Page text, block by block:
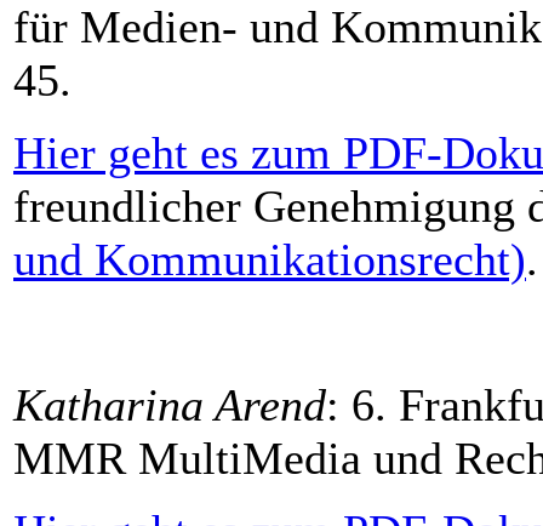
für Medien- und
45.
Hier geht es zum PDF-
freundlicher Genehmigung
und Kommunikationsrecht).
Katharina Arend: 6.
MMR MultiMedia und